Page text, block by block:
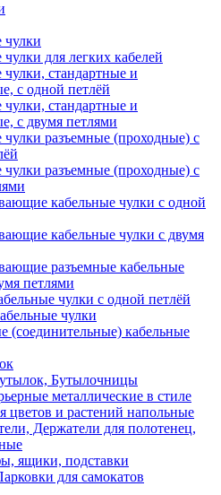
чулки
для легких кабелей
стандартные и
с одной петлёй
стандартные и
с двумя петлями
чулки разъемные (проходные) с
чулки разъемные (проходные) с
кабельные чулки с одной
кабельные чулки с двумя
разъемные кабельные
петлями
чулки с одной петлёй
чулки
(соединительные) кабельные
Бутылочницы
металлические в стиле
цветов и растений напольные
Держатели для полотенец,
ящики, подставки
для самокатов